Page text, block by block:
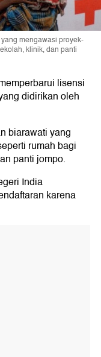
mengawasi proyek-
klinik, dan panti
lisensi
didirikan oleh
biarawati yang
rumah bagi
panti jompo.
India
karena